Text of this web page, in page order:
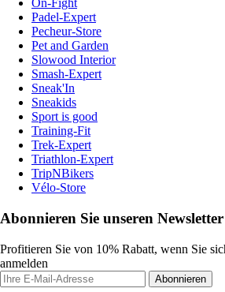
On-Fight
Padel-Expert
Pecheur-Store
Pet and Garden
Slowood Interior
Smash-Expert
Sneak'In
Sneakids
Sport is good
Training-Fit
Trek-Expert
Triathlon-Expert
TripNBikers
Vélo-Store
Abonnieren Sie unseren Newsletter
Profitieren Sie von 10% Rabatt, wenn Sie
anmelden
Abonnieren